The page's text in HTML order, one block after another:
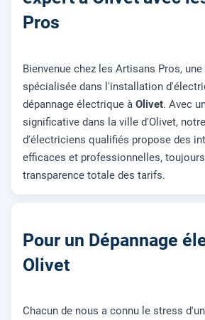
Pros
Bienvenue chez les Artisans Pros,
spécialisée dans l'installation
dépannage électrique à Olivet. Avec
significative dans la ville d'Olivet,
d'électriciens qualifiés propose des
efficaces et professionnelles,
transparence totale des tarifs.
Pour un Dépannage
Olivet
Chacun de nous a connu le stress